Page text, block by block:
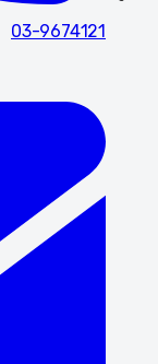
03-9674121